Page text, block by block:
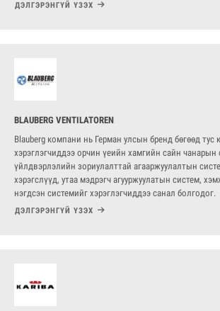
ДЭЛГЭРЭНГҮЙ ҮЗЭХ
BLAUBERG VENTILATOREN
Blauberg компани нь Герман улсын бренд бөгөөд тус
хэрэглэгчиддээ орчин үеийн хамгийн сайн
үйлдвэрлэлийн зориулалттай агааржуулалтын
хэрэгслүүд, утаа мэдрэгч агууржуулатын систем,
нэгдсэн системийг хэрэглэгчиддээ санал болгодог.
ДЭЛГЭРЭНГҮЙ ҮЗЭХ